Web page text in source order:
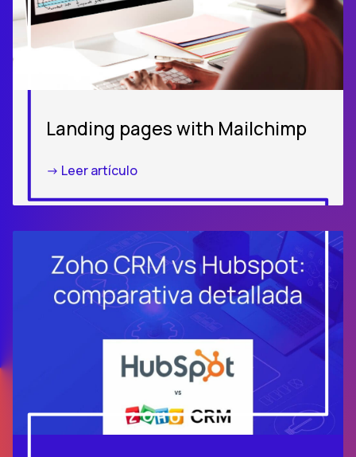
Landing pages with Mailchimp
-> Leer artículo